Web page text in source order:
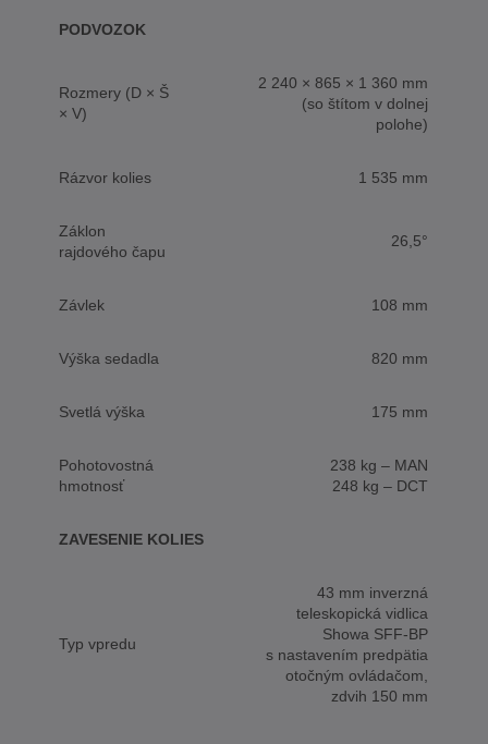
PODVOZOK
Rozmery (D × Š
× V)
2 240 × 865 × 1 360 mm
(so štítom v dolnej
polohe)
Rázvor kolies 1 535 mm
Záklon
rajdového čapu
26,5°
Závlek 108 mm
Výška sedadla 820 mm
Svetlá výška 175 mm
Pohotovostná
hmotnosť
238 kg – MAN
248 kg – DCT
ZAVESENIE KOLIES
Typ vpredu
43 mm inverzná
teleskopická vidlica
Showa SFF-BP
s nastavením predpätia
otočným ovládačom,
zdvih 150 mm